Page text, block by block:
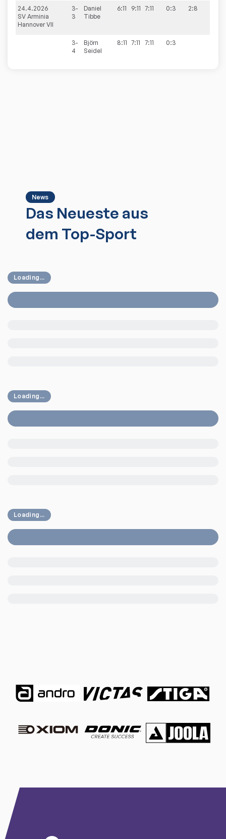
24.4.2026
SV Arminia
Hannover VII
3-
3
Daniel
Tibbe
6:11 9:11 7:11 0:3 2:8
3-
4
Björn
Seidel
8:11 7:11 7:11 0:3
News
Das Neueste aus
dem Top-Sport
Loading...
Loading...
Loading...